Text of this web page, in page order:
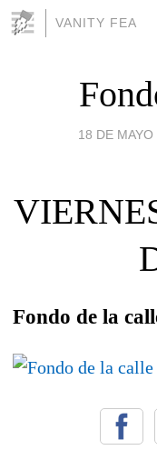
VANITY FEA
18 DE
Fondo de la